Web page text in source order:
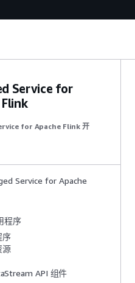
Service for
for Apache Flink 开
Service for Apache
程序
序
源
API 组件